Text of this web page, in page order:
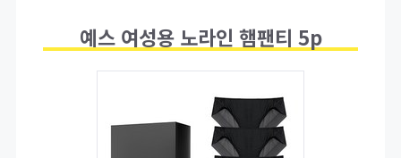
예스 여성용 노라인 햄팬티 5p